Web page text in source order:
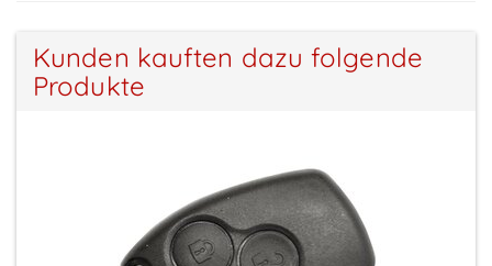
Kunden kauften dazu folgende
Produkte